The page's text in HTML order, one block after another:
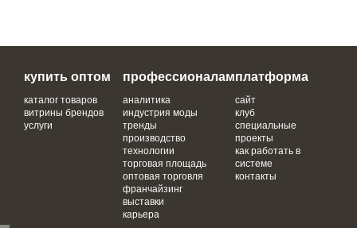
купить оптом
каталог товаров
витрины брендов
услуги
профессионалам
аналитика
индустрия моды
тренды
производство
технологии
торговая площадь
оптовая торговля
франчайзинг
выставки
карьера
платформа
сайт
клуб
специальные
проекты
как работать в
системе
контакты